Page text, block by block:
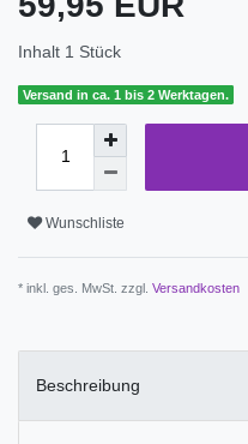
Inhalt 1 Stück
Versand in ca. 1 bis 2 Werktagen.
Wunschliste
* inkl. ges. MwSt. zzgl. Versandkosten
Beschreibung